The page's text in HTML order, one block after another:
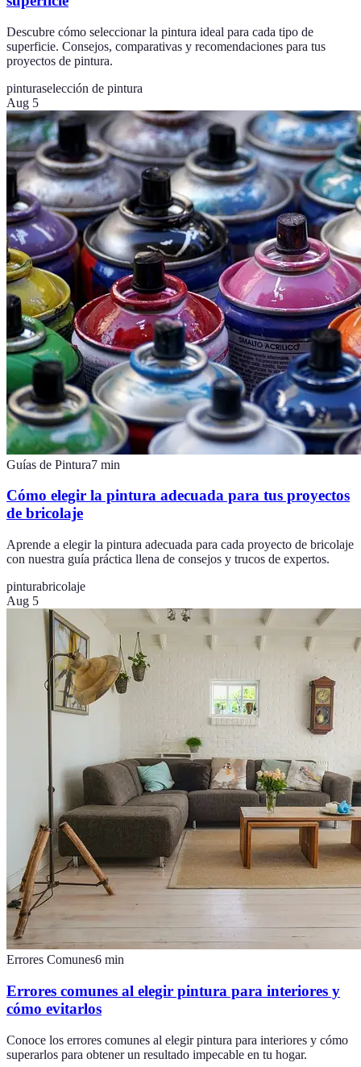
Descubre cómo seleccionar la pintura ideal para cada tipo de
superficie. Consejos, comparativas y recomendaciones para tus
proyectos de pintura.
pinturaselección de pintura
Aug 5
Guías de Pintura7 min
Cómo elegir la pintura adecuada para tus proyectos
de bricolaje
Aprende a elegir la pintura adecuada para cada proyecto de bricolaje
con nuestra guía práctica llena de consejos y trucos de expertos.
pinturabricolaje
Aug 5
Errores Comunes6 min
Errores comunes al elegir pintura para interiores y
cómo evitarlos
Conoce los errores comunes al elegir pintura para interiores y cómo
superarlos para obtener un resultado impecable en tu hogar.